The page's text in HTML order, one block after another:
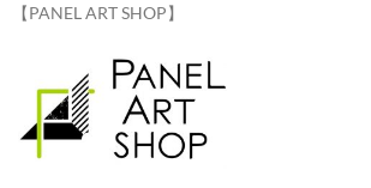
【PANEL ART SHOP】